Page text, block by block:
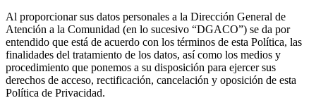
Al proporcionar sus datos personales a la Dirección General de
Atención a la Comunidad (en lo sucesivo “DGACO”) se da por
entendido que está de acuerdo con los términos de esta Política, las
finalidades del tratamiento de los datos, así como los medios y
procedimiento que ponemos a su disposición para ejercer sus
derechos de acceso, rectificación, cancelación y oposición de esta
Política de Privacidad.